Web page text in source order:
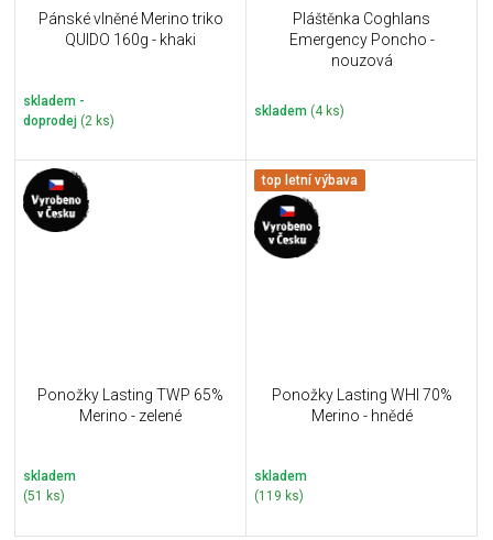
Pánské vlněné Merino triko
QUIDO 160g - khaki
skladem -
doprodej (2 ks)
Pláštěnka Coghlans
Emergency Poncho -
nouzová
skladem (4 ks)
Ponožky Lasting TWP 65%
Merino - zelené
skladem
(51 ks)
top letní výbava
Ponožky Lasting WHI 70%
Merino - hnědé
skladem
(119 ks)